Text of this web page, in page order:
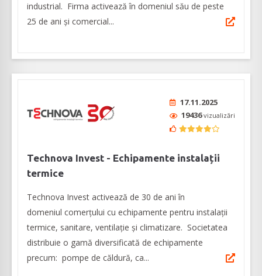
industrial. Firma activează în domeniul său de peste
25 de ani și comercial...
17.11.2025
19436vizualizări
Technova Invest - Echipamente instalații
termice
Technova Invest activează de 30 de ani în
domeniul comerțului cu echipamente pentru instalații
termice, sanitare, ventilaţie şi climatizare. Societatea
distribuie o gamă diversificată de echipamente
precum: pompe de căldură, ca...